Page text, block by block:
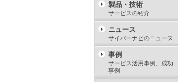
製品・技術
サービスの紹介
ニュース
サイバーナビのニュース
事例
サービス活用事例、成功
事例